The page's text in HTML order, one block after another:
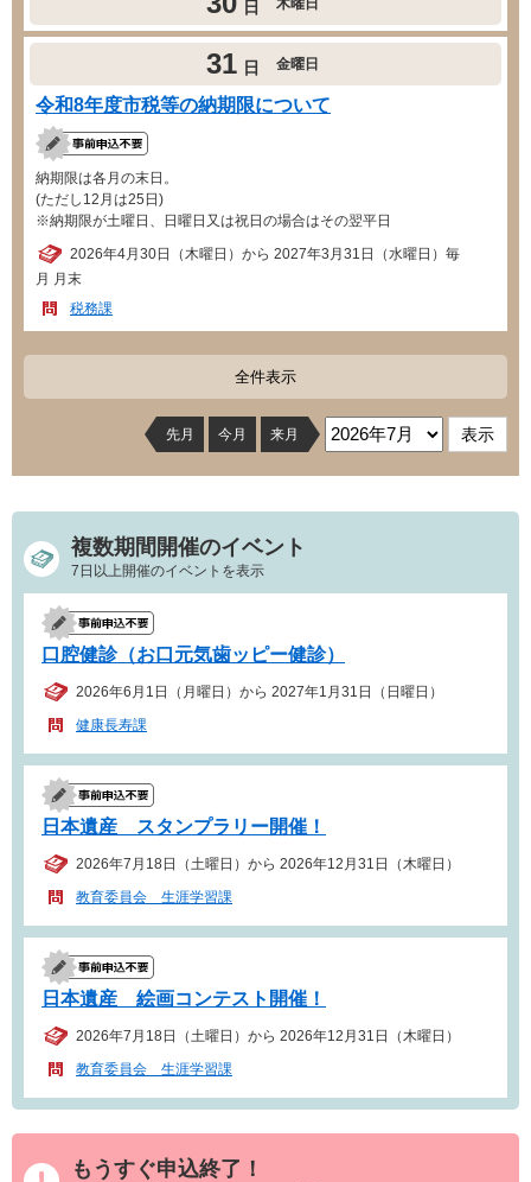
日 木曜日
31 日 金曜日
令和8年度市税等の納期限について
納期限は各月の末日。
(ただし12月は25日)
※納期限が土曜日、日曜日又は祝日の場合はその翌平日
2026年4月30日（木曜日）から 2027年3月31日（水曜日）毎
月 月末
税務課
全件表示
先月 今月 来月
複数期間開催のイベント
7日以上開催のイベントを表示
口腔健診（お口元気歯ッピー健診）
2026年6月1日（月曜日）から 2027年1月31日（日曜日）
健康長寿課
日本遺産 スタンプラリー開催！
2026年7月18日（土曜日）から 2026年12月31日（木曜日）
教育委員会 生涯学習課
日本遺産 絵画コンテスト開催！
2026年7月18日（土曜日）から 2026年12月31日（木曜日）
教育委員会 生涯学習課
もうすぐ申込終了！